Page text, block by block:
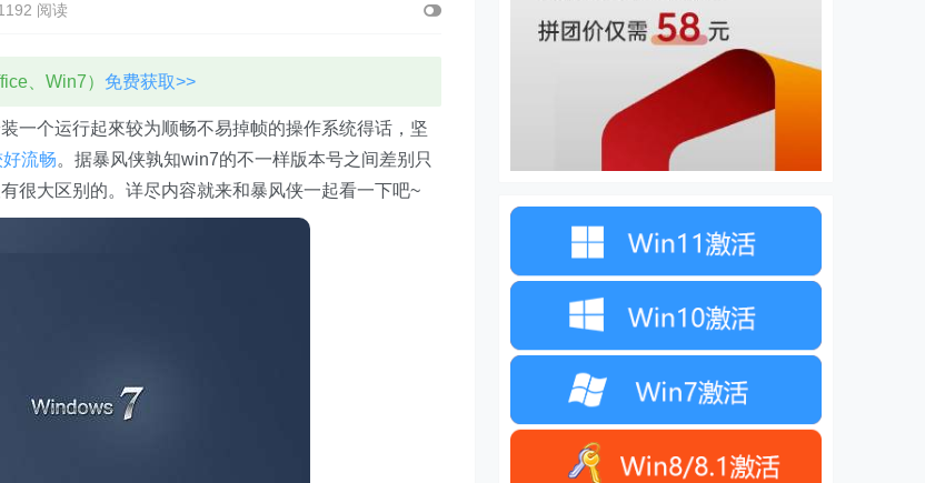
阅读
、Win7） 免费获取>>
一个运行起來较为顺畅不易掉帧的操作系统得话，坚
流畅。据暴风侠孰知win7的不一样版本号之间差别只
很大区别的。详尽内容就来和暴风侠一起看一下吧~